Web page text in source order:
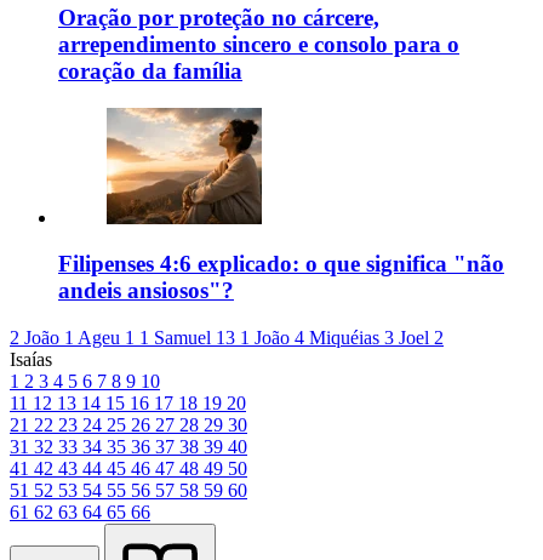
Oração por proteção no cárcere,
arrependimento sincero e consolo para o
coração da família
Filipenses 4:6 explicado: o que significa "não
andeis ansiosos"?
2 João 1 Ageu 1 1 Samuel 13 1 João 4 Miquéias 3 Joel 2
Isaías
1 2 3 4 5 6 7 8 9 10
11 12 13 14 15 16 17 18 19 20
21 22 23 24 25 26 27 28 29 30
31 32 33 34 35 36 37 38 39 40
41 42 43 44 45 46 47 48 49 50
51 52 53 54 55 56 57 58 59 60
61 62 63 64 65 66